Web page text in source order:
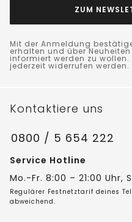
ZUM
Mit der Anmeldung
erhalten und über
informiert werden zu
jederzeit widerrufen werden.
Kontaktiere uns
0800 / 5 654 222
Service Hotline
Mo.-Fr. 8:00 – 21:00 Uhr,
Regulärer Festnetztarif deines
abweichend.